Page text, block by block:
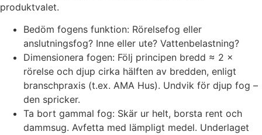
produktvalet.
Bedöm fogens funktion: Rörelsefog eller
anslutningsfog? Inne eller ute? Vattenbelastning?
Dimensionera fogen: Följ principen bredd ≈ 2 ×
rörelse och djup cirka hälften av bredden, enligt
branschpraxis (t.ex. AMA Hus). Undvik för djup fog –
den spricker.
Ta bort gammal fog: Skär ur helt, borsta rent och
dammsug. Avfetta med lämpligt medel. Underlaget